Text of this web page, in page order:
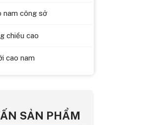
nam công sở
chiều cao
cao nam
SẢN PHẨM